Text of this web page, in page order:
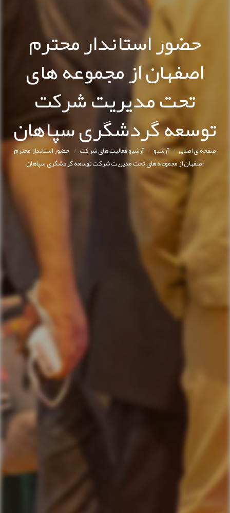
حضور استاندار محترم
اصفهان از مجموعه های
تحت مدیریت شرکت
توسعه گردشگری سپاهان
صفحه ی اصلی/آرشیو/آرشیو فعالیت های شرکت/ حضور استاندار محترم
اصفهان از مجموعه های تحت مدیریت شرکت توسعه گردشگری سپاهان